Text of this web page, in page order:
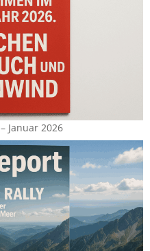
– Januar 2026